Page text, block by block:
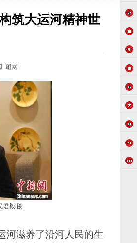
筑大运河精神世
闻网
君毅 摄
滋养了沿河人民的生